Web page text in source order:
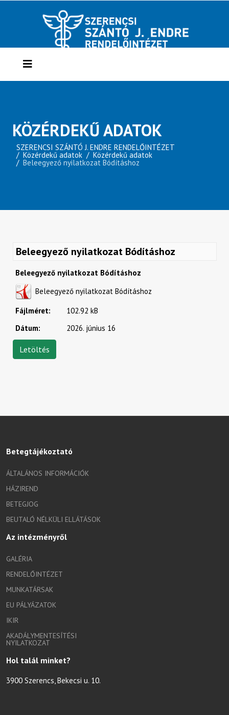
KÖZÉRDEKŰ ADATOK
SZERENCSI SZÁNTÓ J. ENDRE RENDELŐINTÉZET
Közérdekű adatok Közérdekű adatok
Beleegyező nyilatkozat Bódításhoz
Beleegyező nyilatkozat Bódításhoz
Beleegyező nyilatkozat Bódításhoz
Beleegyező nyilatkozat Bódításhoz
Fájlméret:
102.92 kB
Dátum:
2026. június 16
Betegtájékoztató
ÁLTALÁNOS INFORMÁCIÓK
HÁZIREND
BETEGJOG
BEUTALÓ NÉLKÜLI ELLÁTÁSOK
Az intézményről
GALÉRIA
RENDELŐINTÉZET
MUNKATÁRSAK
EU PÁLYÁZATOK
IKIR
AKADÁLYMENTESÍTÉSI
NYILATKOZAT
Hol talál minket?
3900 Szerencs, Bekecsi u. 10.